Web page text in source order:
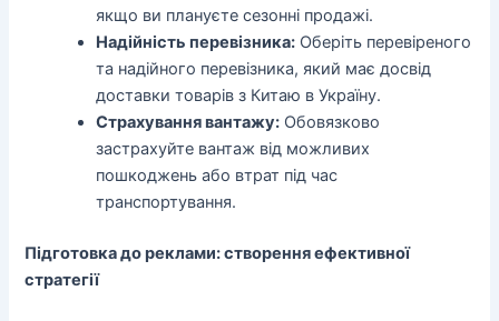
якщо ви плануєте сезонні продажі.
Надійність перевізника: Оберіть перевіреного
та надійного перевізника, який має досвід
доставки товарів з Китаю в Україну.
Страхування вантажу: Обовязково
застрахуйте вантаж від можливих
пошкоджень або втрат під час
транспортування.
Підготовка до реклами: створення ефективної
стратегії